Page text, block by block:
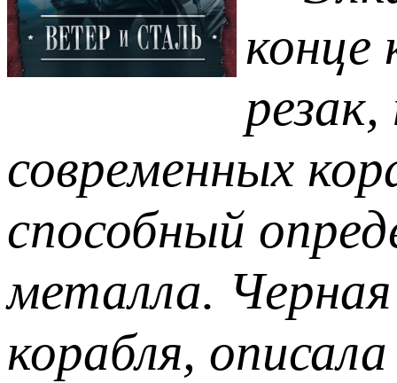
конце
современных
способный
металла.
корабля,